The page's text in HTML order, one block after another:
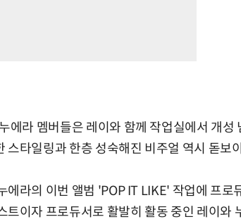
에라 멤버들은 레이와 함께 작업실에서 개
스타일링과 한층 성숙해진 비주얼 역시 돋보
에라의 이번 앨범 'POP IT LIKE' 작업에 프
트이자 프로듀서로 활발히 활동 중인 레이와